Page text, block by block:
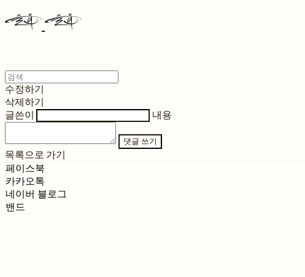
수정하기
삭제하기
글쓴이
내용
댓글 쓰기
목록으로 가기
페이스북
카카오톡
네이버 블로그
밴드